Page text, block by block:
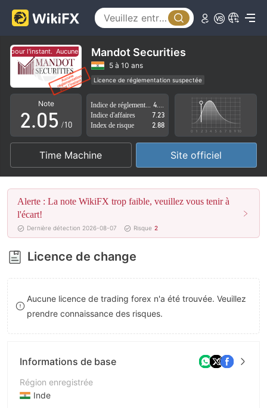
pour l'instant. Aucune réglementation pour l'instant.
Mandot Securities
5 à 10 ans
Licence de réglementation suspectée
Région d'affaires suspectée
Risque élevé potentiel
Note
0
1
2
3
4
5
6
7
8
9
.0
1
2
3
4
5
6
7
8
9
1
2
3
4
5
6
7
8
/10
Indice d'affaires
7.23
Index de risque
2.88
Time Machine Site officiel
Alerte : La note WikiFX trop faible, veuillez vous tenir à
l'écart!
Dernière détection 2026-08-07 Risque 2
Licence de change
Aucune licence de trading forex n'a été trouvée. Veuillez
prendre connaissance des risques.
Informations de base
Région enregistrée
Inde